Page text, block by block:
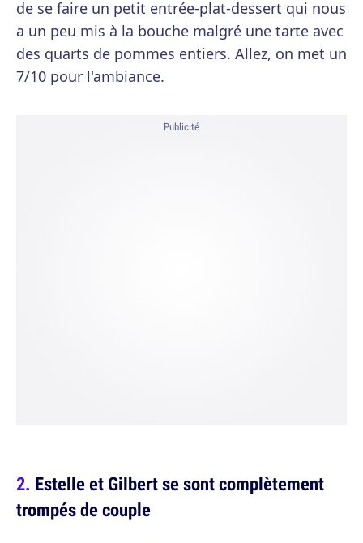
de se faire un petit entrée-plat-dessert qui nous
a un peu mis à la bouche malgré une tarte avec
des quarts de pommes entiers. Allez, on met un
7/10 pour l'ambiance.
Publicité
Estelle et Gilbert se sont complètement
trompés de couple